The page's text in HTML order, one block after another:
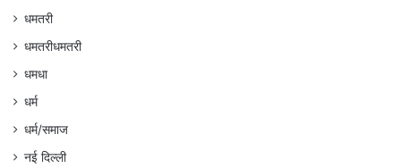
धमतरी
धमतरीधमतरी
धमधा
धर्म
धर्म/समाज
नई दिल्ली